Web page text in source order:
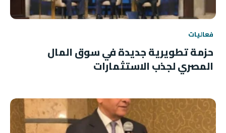
فعاليات
حزمة تطويرية جديدة في سوق المال
المصري لجذب الاستثمارات